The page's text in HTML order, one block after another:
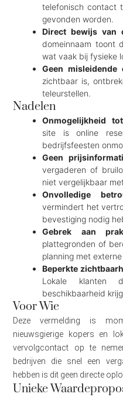
telefonisch contact
gevonden worden.
Direct bewijs van
domeinnaam toont
wat vaak bij fysieke
Geen misleidende
zichtbaar is,
teleurstellen.
Nadelen
Onmogelijkheid
site is online
bedrijfsfeesten
Geen
vergaderen of
niet vergelijkbaar
Onvolledige
vermindert het
bevestiging nodig
Gebrek aan
plattegronden of
planning met
Beperkte
Lokale klanten
beschikbaarheid
Voor Wie
Deze vermelding is
nieuwsgierige kopers en
vervolgcontact op te
bedrijven die snel een
hebben is dit geen directe
Unieke